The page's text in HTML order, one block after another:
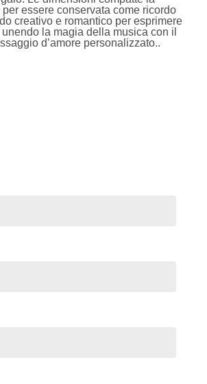
essere conservata come ricordo
creativo e romantico per esprimere
la magia della musica con il
d’amore personalizzato..